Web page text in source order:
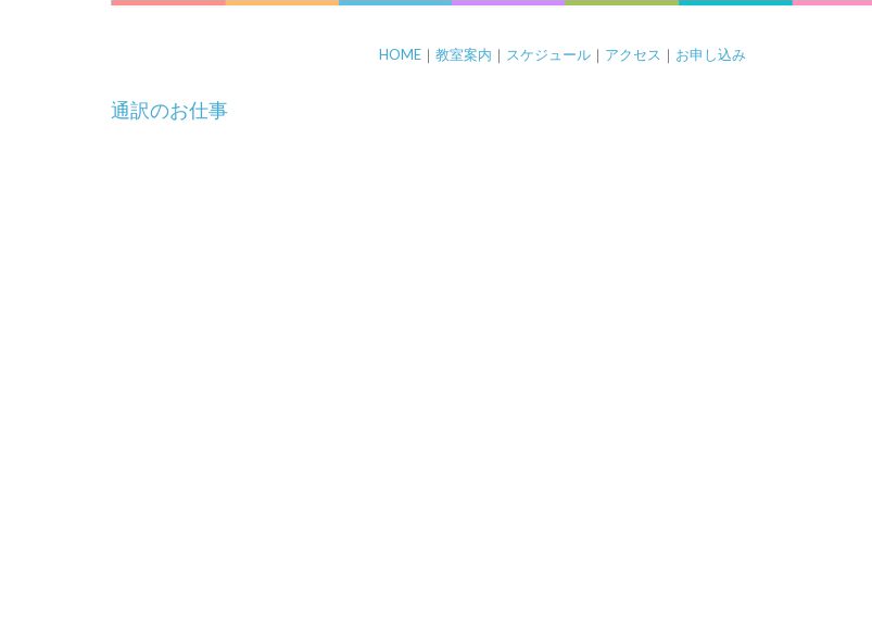
HOME ｜教室案内 ｜ スケジュール ｜ アクセス ｜ お申し込み
投
通訳のお仕事